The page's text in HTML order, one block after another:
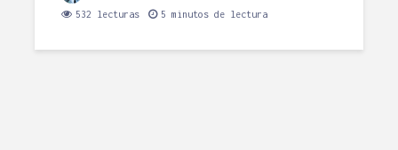
532 lecturas 5 minutos de lectura